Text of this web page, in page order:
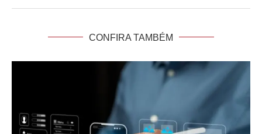
CONFIRA TAMBÉM